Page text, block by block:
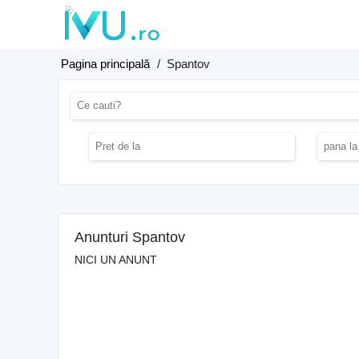
Pagina principală / Spantov
Anunturi Spantov
NICI UN ANUNT